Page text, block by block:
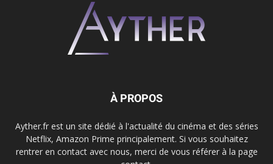
À PROPOS
Ayther.fr est un site dédié à l'actualité du cinéma et des séries
Netflix, Amazon Prime principalement. Si vous souhaitez
rentrer en contact avec nous, merci de vous référer à la page